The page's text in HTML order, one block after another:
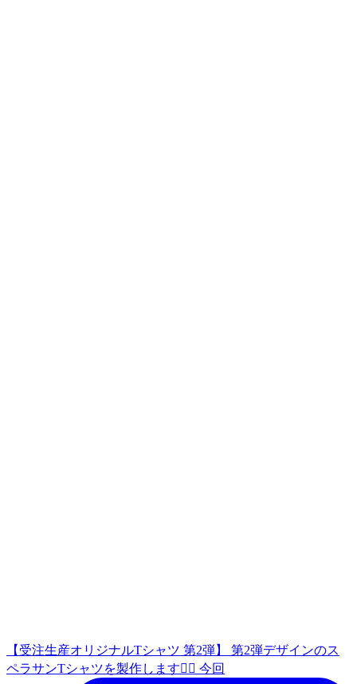
【受注生産オリジナルTシャツ 第2弾】 第2弾デザインのス
ペラサンTシャツを製作します🙇‍♀️ 今回